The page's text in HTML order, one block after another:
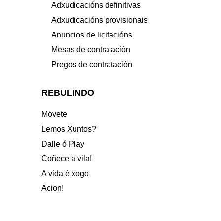
Adxudicacións definitivas
Adxudicacións provisionais
Anuncios de licitacións
Mesas de contratación
Pregos de contratación
REBULINDO
Móvete
Lemos Xuntos?
Dalle ó Play
Coñece a vila!
A vida é xogo
Acion!